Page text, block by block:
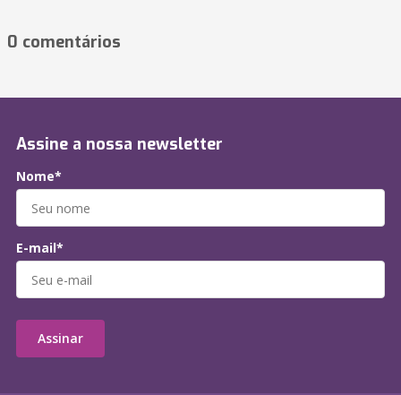
0 comentários
Assine a nossa newsletter
Nome*
E-mail*
Assinar